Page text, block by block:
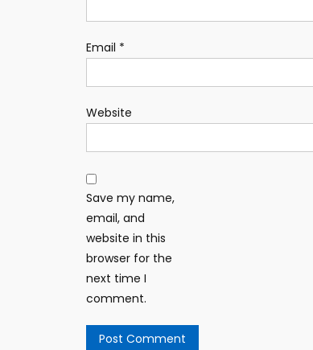
Email *
Website
Save my name,
email, and
website in this
browser for the
next time I
comment.